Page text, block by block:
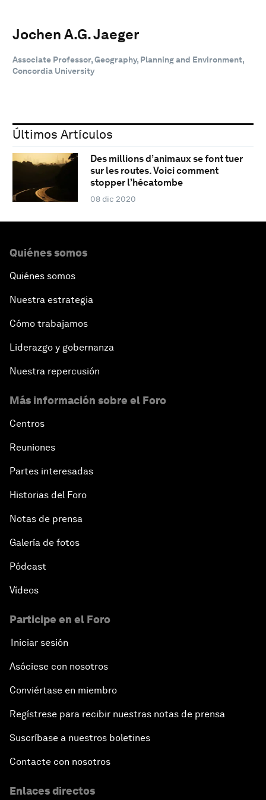
Jochen A.G. Jaeger
Associate Professor, Geography, Planning and Environment,
Concordia University
Últimos Artículos
Des millions d’animaux se font tuer
sur les routes. Voici comment
stopper l’hécatombe
08 dic 2020
Quiénes somos
Quiénes somos
Nuestra estrategia
Cómo trabajamos
Liderazgo y gobernanza
Nuestra repercusión
Más información sobre el Foro
Centros
Reuniones
Partes interesadas
Historias del Foro
Notas de prensa
Galería de fotos
Pódcast
Vídeos
Participe en el Foro
Iniciar sesión
Asóciese con nosotros
Conviértase en miembro
Regístrese para recibir nuestras notas de prensa
Suscríbase a nuestros boletines
Contacte con nosotros
Enlaces directos